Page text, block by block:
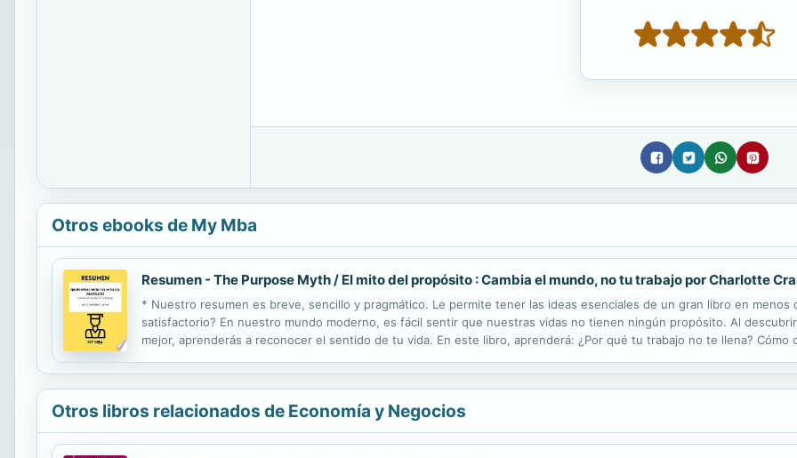
Otros ebooks de My Mba
Resumen - The Purpose Myth / El mito del propósito : Cambia el mundo, no tu trabajo por Charlotte
* Nuestro resumen es breve, sencillo y pragmático. Le permite tener las ideas esenciales de un gran libro en
satisfactorio? En nuestro mundo moderno, es fácil sentir que nuestras vidas no tienen ningún propósito. Al
mejor, aprenderás a reconocer el sentido de tu vida. En este libro, aprenderá: ¿Por qué tu trabajo no te llena?
Otros libros relacionados de Economía y Negocios